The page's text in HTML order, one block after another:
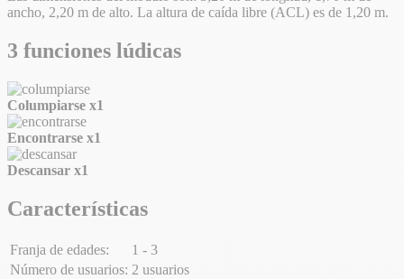
ancho, 2,20 m de alto. La altura de caída libre (ACL) es de 1,20 m.
3 funciones lúdicas
Columpiarse x1
Encontrarse x1
Descansar x1
Características
Franja de edades:
1 - 3
Número de usuarios: 2 usuarios